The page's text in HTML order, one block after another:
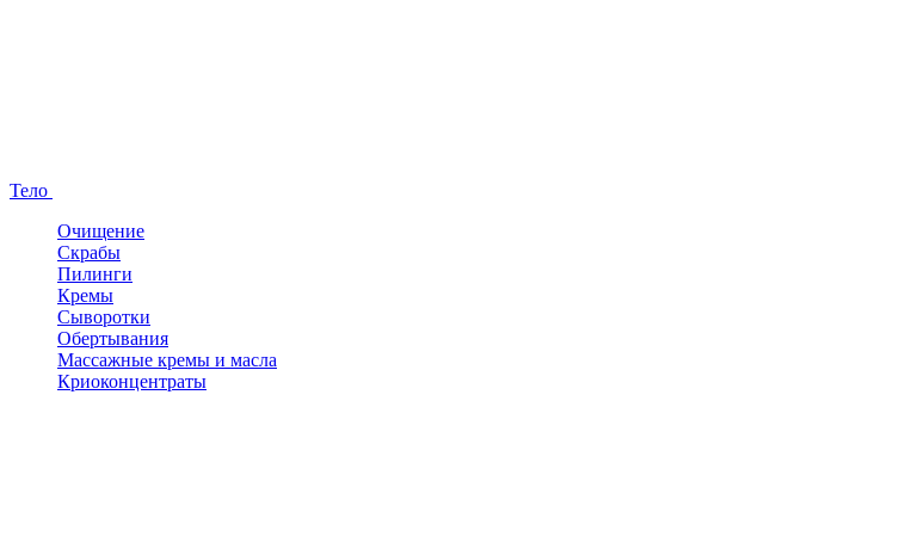
Тело
Очищение
Скрабы
Пилинги
Кремы
Сыворотки
Обертывания
Массажные кремы и масла
Криоконцентраты